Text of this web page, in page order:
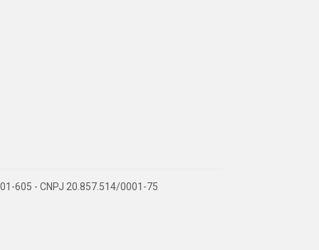
605 - CNPJ 20.857.514/0001-75